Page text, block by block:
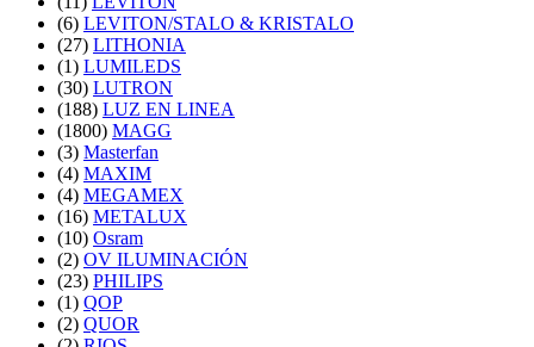
(6) LEVITON/STALO & KRISTALO
(27) LITHONIA
(1) LUMILEDS
(30) LUTRON
(188) LUZ EN LINEA
(1800) MAGG
(3) Masterfan
(4) MAXIM
(4) MEGAMEX
(16) METALUX
(10) Osram
(2) OV ILUMINACIÓN
(23) PHILIPS
(1) QOP
(2) QUOR